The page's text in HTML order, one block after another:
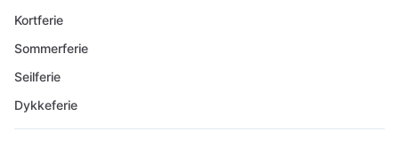
Kortferie
Sommerferie
Seilferie
Dykkeferie